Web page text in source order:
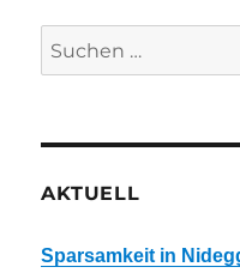
Suchen
nach:
AKTUELL
Sparsamkeit in